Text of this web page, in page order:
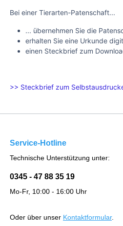
Bei einer Tierarten-Patenschaft...
... übernehmen Sie die
erhalten Sie eine Urkunde
einen Steckbrief zum
>> Steckbrief zum
Service-Hotline
Technische Unterstützung unter:
0345 - 47 88 35 19
Mo-Fr, 10:00 - 16:00 Uhr
Oder über unser Kontaktformular.